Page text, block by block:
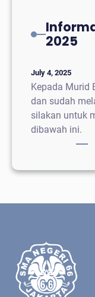
2025
July 4, 2025
Kepada Murid
dan sudah
silakan untuk
dibawah ini.